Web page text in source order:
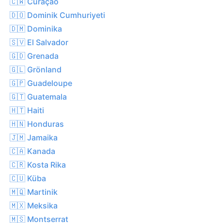
🇩🇴 Dominik Cumhuriyeti
🇩🇲 Dominika
🇸🇻 El Salvador
🇬🇩 Grenada
🇬🇱 Grönland
🇬🇵 Guadeloupe
🇬🇹 Guatemala
🇭🇹 Haiti
🇭🇳 Honduras
🇯🇲 Jamaika
🇨🇦 Kanada
🇨🇷 Kosta Rika
🇨🇺 Küba
🇲🇶 Martinik
🇲🇽 Meksika
🇲🇸 Montserrat